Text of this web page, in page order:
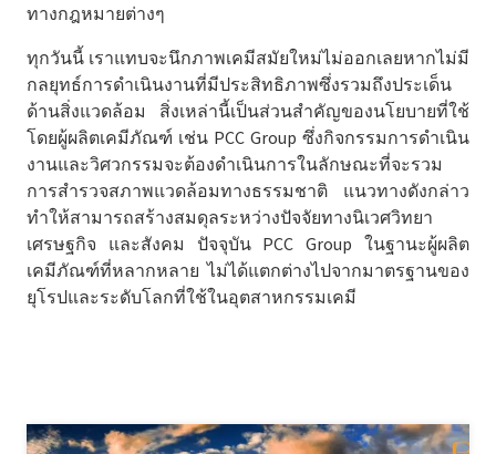
ทางกฎหมายต่างๆ
ทุกวันนี้ เราแทบจะนึกภาพเคมีสมัยใหม่ไม่ออกเลยหากไม่มี
กลยุทธ์การดำเนินงานที่มีประสิทธิภาพซึ่งรวมถึงประเด็น
ด้านสิ่งแวดล้อม สิ่งเหล่านี้เป็นส่วนสำคัญของนโยบายที่ใช้
โดยผู้ผลิตเคมีภัณฑ์ เช่น PCC Group ซึ่งกิจกรรมการดำเนิน
งานและวิศวกรรมจะต้องดำเนินการในลักษณะที่จะรวม
การสำรวจสภาพแวดล้อมทางธรรมชาติ แนวทางดังกล่าว
ทำให้สามารถสร้างสมดุลระหว่างปัจจัยทางนิเวศวิทยา
เศรษฐกิจ และสังคม ปัจจุบัน PCC Group ในฐานะผู้ผลิต
เคมีภัณฑ์ที่หลากหลาย ไม่ได้แตกต่างไปจากมาตรฐานของ
ยุโรปและระดับโลกที่ใช้ในอุตสาหกรรมเคมี